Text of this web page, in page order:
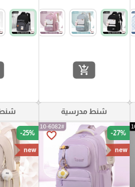
add_shopping_cart
شنط مدرسية
favorite_border -27%
new
-25%
new